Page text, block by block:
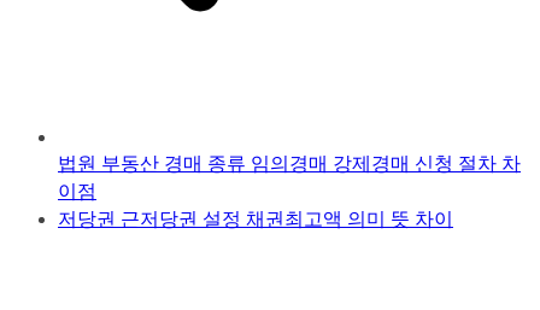
법원 부동산 경매 종류 임의경매 강제경매 신청 절차 차
이점
저당권 근저당권 설정 채권최고액 의미 뜻 차이